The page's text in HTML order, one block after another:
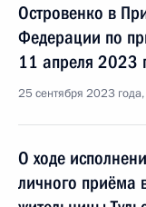
Островенко в
Федерации по
11 апреля 2023
25 сентября 2023
О ходе
личного приёма